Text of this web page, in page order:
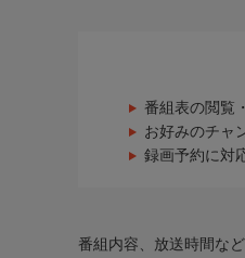
番組表の閲覧
お好みのチャ
録画予約に対
番組内容、放送時間な